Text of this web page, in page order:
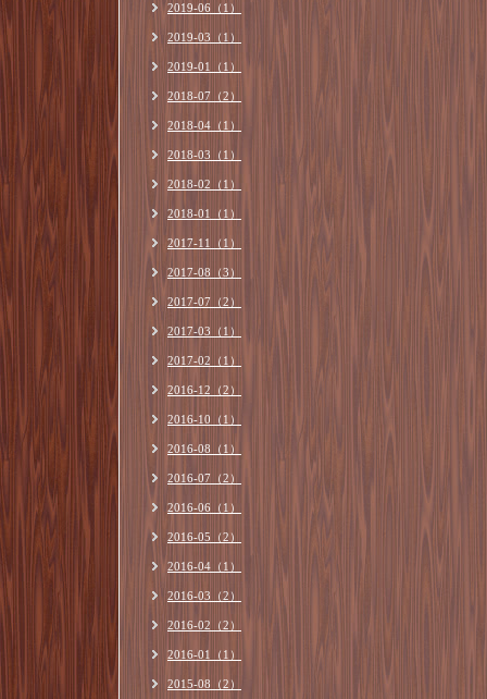
2019-06（1）
2019-03（1）
2019-01（1）
2018-07（2）
2018-04（1）
2018-03（1）
2018-02（1）
2018-01（1）
2017-11（1）
2017-08（3）
2017-07（2）
2017-03（1）
2017-02（1）
2016-12（2）
2016-10（1）
2016-08（1）
2016-07（2）
2016-06（1）
2016-05（2）
2016-04（1）
2016-03（2）
2016-02（2）
2016-01（1）
2015-08（2）